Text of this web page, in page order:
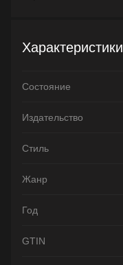
Характеристики
Состояние
Издательство
Стиль
Жанр
Год
GTIN